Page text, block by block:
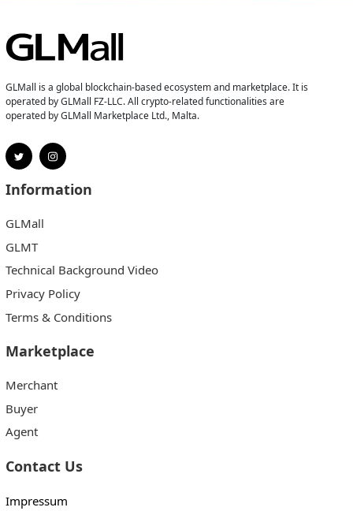
GLMall is a global blockchain-based ecosystem and marketplace. It is
operated by GLMall FZ-LLC. All crypto-related functionalities are
operated by GLMall Marketplace Ltd., Malta.
Information
GLMall
GLMT
Technical Background Video
Privacy Policy
Terms & Conditions
Marketplace
Merchant
Buyer
Agent
Contact Us
Impressum